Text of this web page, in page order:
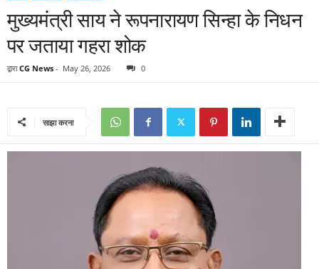
मुख्यमंत्री साय ने रूपनारायण सिन्हा के निधन
पर जताया गहरा शोक
द्वारा CG News - May 26, 2026 0
साझा करना